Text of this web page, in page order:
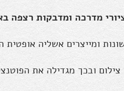
מדרכה ומדבקות רצפה
ומייצרים אשליה
ובכך מגדילה את